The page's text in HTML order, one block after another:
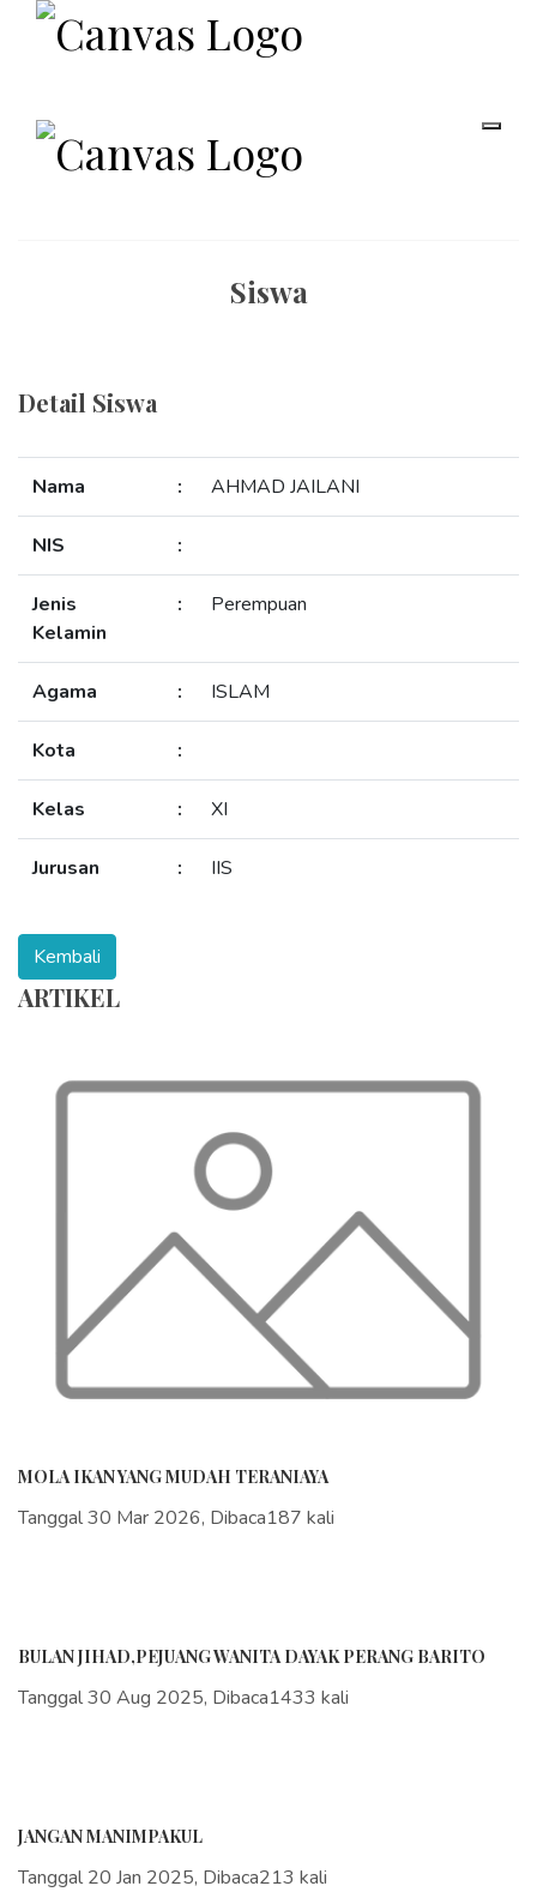
Siswa
Detail Siswa
Nama : AHMAD JAILANI
NIS :
Jenis
Kelamin
: Perempuan
Agama : ISLAM
Kota :
Kelas : XI
Jurusan : IIS
ARTIKEL
MOLA IKAN YANG MUDAH TERANIAYA
Tanggal 30 Mar 2026, Dibaca187 kali
BULAN JIHAD,PEJUANG WANITA DAYAK PERANG BARITO
Tanggal 30 Aug 2025, Dibaca1433 kali
JANGAN MANIMPAKUL
Tanggal 20 Jan 2025, Dibaca213 kali